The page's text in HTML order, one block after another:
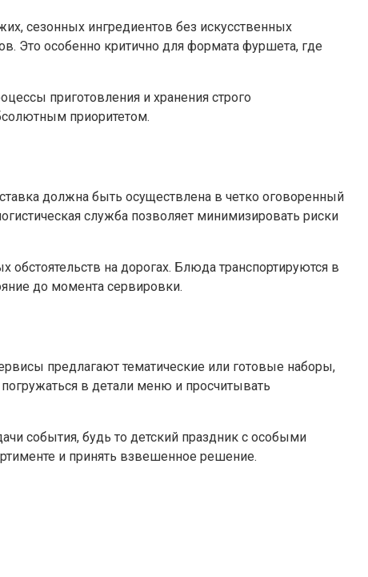
сезонных ингредиентов без искусственных
Это особенно критично для формата фуршета, где
приготовления и хранения строго
приоритетом.
должна быть осуществлена в четко оговоренный
служба позволяет минимизировать риски
на дорогах. Блюда транспортируются в
до момента сервировки.
предлагают тематические или готовые наборы,
в детали меню и просчитывать
события, будь то детский праздник с особыми
и принять взвешенное решение.